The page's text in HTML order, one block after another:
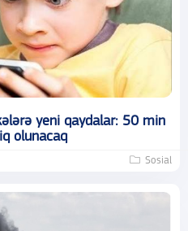
yeni qaydalar: 50 min
olunacaq
Sosial